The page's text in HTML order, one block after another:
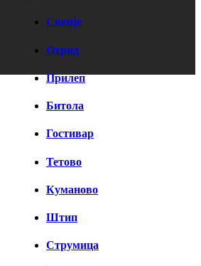
Скопје
Охрид
Прилеп
Битола
Гостивар
Тетово
Куманово
Штип
Струмица